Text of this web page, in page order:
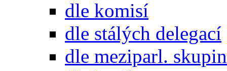
dle komisí
dle stálých delegací
dle meziparl. skupin